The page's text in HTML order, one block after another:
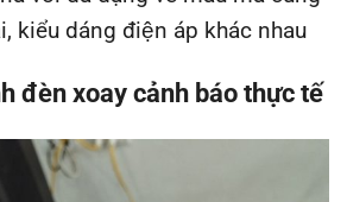
kiểu dáng điện áp khác nhau
đèn xoay cảnh báo thực tế